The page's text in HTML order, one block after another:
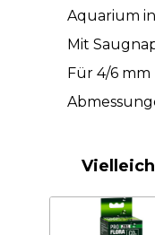
Aquarium
Mit
Für 4/6 mm